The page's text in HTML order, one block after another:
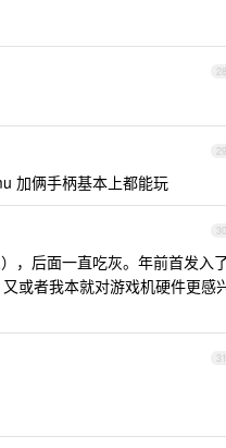
28
29
加俩手柄基本上都能玩
30
，后面一直吃灰。年前首发入
或者我本就对游戏机硬件更感
31